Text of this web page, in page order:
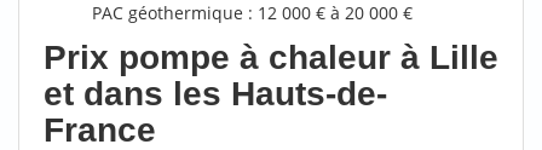
PAC géothermique : 12 000 € à 20 000 €
Prix pompe à chaleur à Lille
et dans les Hauts-de-
France